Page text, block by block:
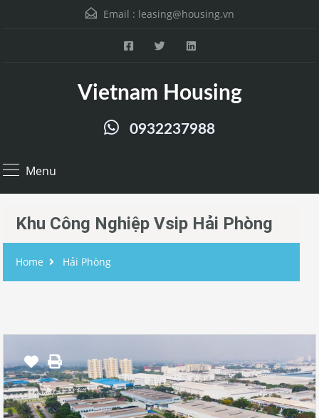
Email : leasing@housing.vn
Vietnam Housing
0932237988
Menu
Khu Công Nghiệp Vsip Hải Phòng
Home Hải Phòng